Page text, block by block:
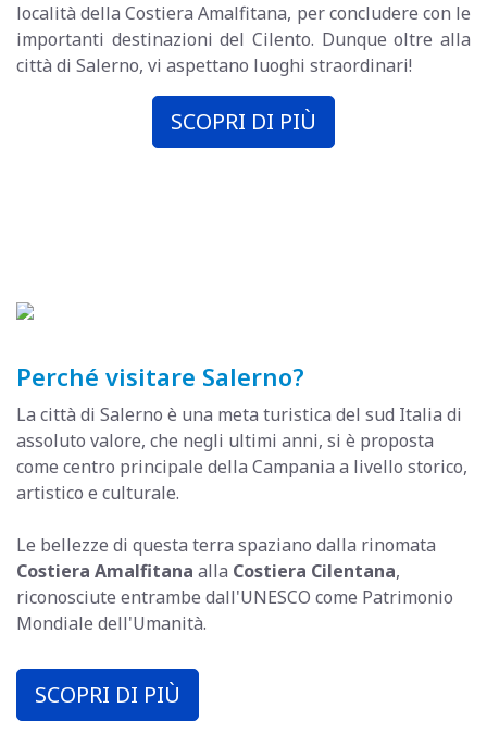
località della Costiera Amalfitana, per concludere con le
importanti destinazioni del Cilento. Dunque oltre alla
città di Salerno, vi aspettano luoghi straordinari!
SCOPRI DI PIÙ
Perché visitare Salerno?
La città di Salerno è una meta turistica del sud Italia di
assoluto valore, che negli ultimi anni, si è proposta
come centro principale della Campania a livello storico,
artistico e culturale.
Le bellezze di questa terra spaziano dalla rinomata
Costiera Amalfitana alla Costiera Cilentana,
riconosciute entrambe dall'UNESCO come Patrimonio
Mondiale dell'Umanità.
SCOPRI DI PIÙ